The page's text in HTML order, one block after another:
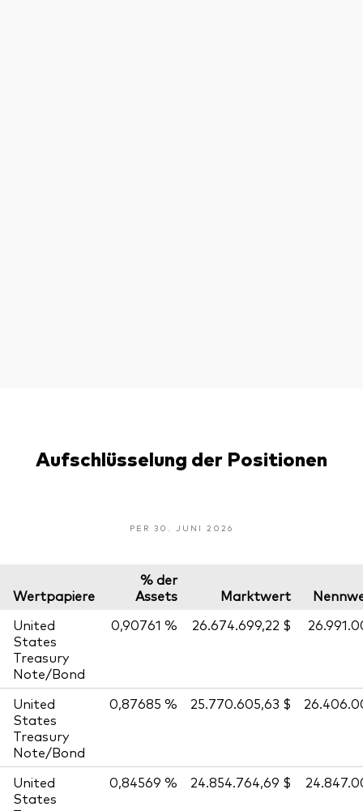
Aufschlüsselung der Positionen
PER 30. JUNI 2026
Wertpapiere
% der
Assets
Marktwert
United
States
Treasury
Note/Bond
0,90761 % 26.674.699,22 $
United
States
Treasury
Note/Bond
0,87685 % 25.770.605,63 $
United
States
0,84569 % 24.854.764,69 $